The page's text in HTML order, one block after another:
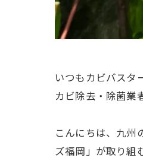
いつもカビバスタ
カビ除去・除菌業
こんにちは、九州
ズ福岡」が取り組